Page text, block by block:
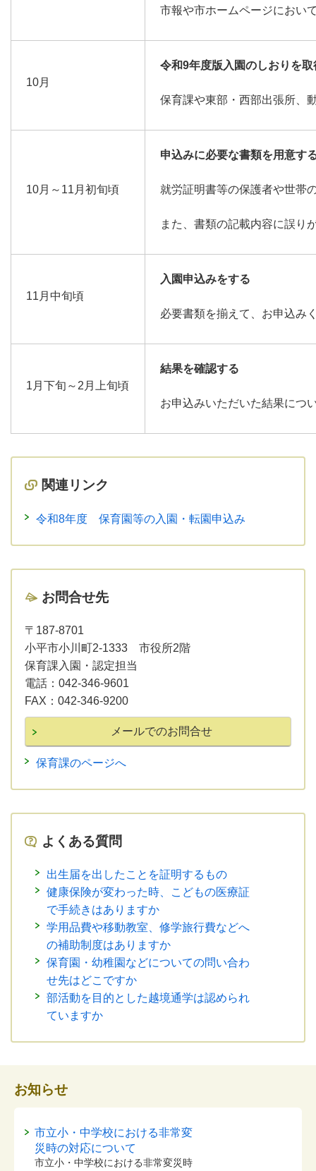
市報や市ホームページにおい
10月
令和9年度版入園のしおりを取
保育課や東部・西部出張所、
10月～11月初旬頃
申込みに必要な書類を用意す
就労証明書等の保護者や世帯
また、書類の記載内容に誤り
11月中旬頃
入園申込みをする
必要書類を揃えて、お申込み
1月下旬～2月上旬頃
結果を確認する
お申込みいただいた結果につ
関連リンク
令和8年度 保育園等の入園・転園申込み
お問合せ先
〒187-8701
小平市小川町2-1333 市役所2階
保育課入園・認定担当
電話： 042-346-9601
FAX： 042-346-9200
保育課のページへ
よくある質問
出生届を出したことを証明するもの
健康保険が変わった時、こどもの医療証
で手続きはありますか
学用品費や移動教室、修学旅行費などへ
の補助制度はありますか
保育園・幼稚園などについての問い合わ
せ先はどこですか
部活動を目的とした越境通学は認められ
ていますか
お知らせ
市立小・中学校における非常変
災時の対応について
市立小・中学校における非常変災時